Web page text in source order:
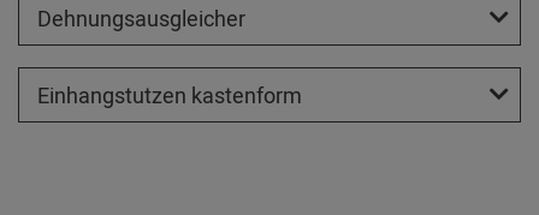
Dehnungsausgleicher
Einhangstutzen kastenform